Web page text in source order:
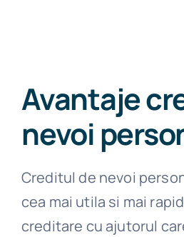
Avantaje
nevoi
Creditul de nevoi
cea mai utila si mai
creditare cu ajutorul